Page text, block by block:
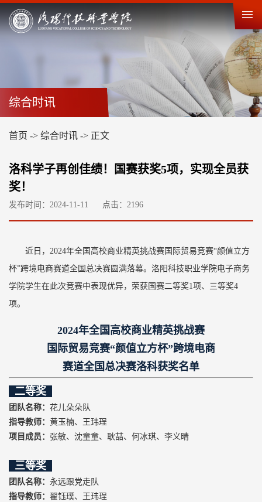
综合时讯
首页 -> 综合时讯 -> 正文
洛科学子再创佳绩！国赛获奖5项，实现全员获
奖！
发布时间：2024-11-11 点击： 2196
近日，2024年全国高校商业精英挑战赛国际贸易竞赛“颜值立方
杯”跨境电商赛道全国总决赛圆满落幕。洛阳科技职业学院电子商务
学院学生在此次竞赛中表现优异，荣获国赛二等奖1项、三等奖4
项。
2024年全国高校商业精英挑战赛
国际贸易竞赛“颜值立方杯”跨境电商
赛道全国总决赛洛科获奖名单
二等奖
团队名称： 花儿朵朵队
指导教师： 黄玉楠、王玮珵
项目成员： 张敏、沈童童、耿喆、何冰琪、李义晴
三等奖
团队名称： 永远跟党走队
指导教师： 翟钰璞、王玮珵